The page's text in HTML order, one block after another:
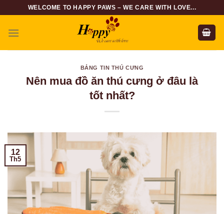
content
WELCOME TO HAPPY PAWS – WE CARE WITH LOVE...
BẢNG TIN THÚ CƯNG
Nên mua đồ ăn thú cưng ở đâu là
tốt nhất?
12
Th5